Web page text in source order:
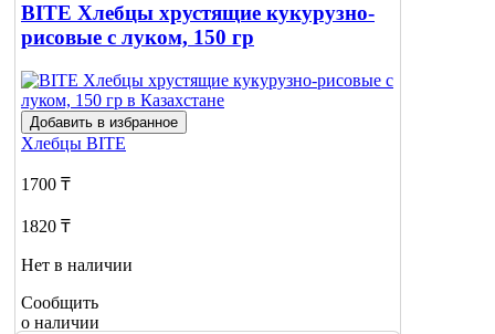
BITE Хлебцы хрустящие кукурузно-
рисовые с луком, 150 гр
Добавить в избранное
Хлебцы BITE
1700 ₸
1820 ₸
Нет в наличии
Сообщить
о наличии